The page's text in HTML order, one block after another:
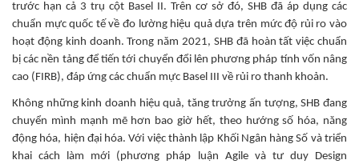
trước hạn cả 3 trụ cột Basel II. Trên cơ sở đó, SHB đã áp dụng các
chuẩn mực quốc tế về đo lường hiệu quả dựa trên mức độ rủi ro vào
hoạt động kinh doanh. Trong năm 2021, SHB đã hoàn tất việc chuẩn
bị các nền tảng để tiến tới chuyển đổi lên phương pháp tính vốn nâng
cao (FIRB), đáp ứng các chuẩn mực Basel III về rủi ro thanh khoản.
Không những kinh doanh hiệu quả, tăng trưởng ấn tượng, SHB đang
chuyển mình mạnh mẽ hơn bao giờ hết, theo hướng số hóa, năng
động hóa, hiện đại hóa. Với việc thành lập Khối Ngân hàng Số và triển
khai cách làm mới (phương pháp luận Agile và tư duy Design